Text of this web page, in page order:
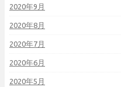
2020年9月
2020年8月
2020年7月
2020年6月
2020年5月